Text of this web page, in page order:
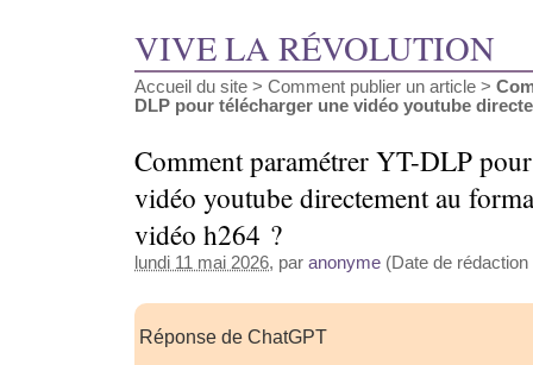
VIVE LA RÉVOLUTION
Accueil du site > Comment publier un article >
DLP pour télécharger une vidéo youtube
Comment paramétrer YT-DLP
vidéo youtube directement au
vidéo h264 ?
lundi 11 mai 2026, par anonyme (Date de
Réponse de ChatGPT